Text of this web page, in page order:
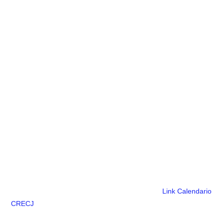
Link Calendario
CRECJ